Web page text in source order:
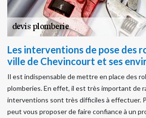
Les interventions de pose des
ville de Chevincourt et ses
Il est indispensable de mettre en place des
plomberies. En effet, il est très important de
interventions sont très difficiles à effectuer.
peut vous proposer de faire confiance à un